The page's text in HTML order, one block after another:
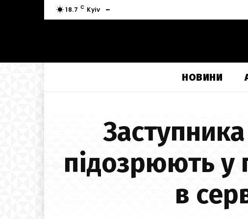
18.7 C Kyiv
НОВИНИ
підозрюють у
в